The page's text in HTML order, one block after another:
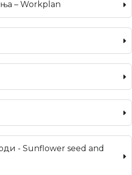
– Workplan
- Sunflower seed and